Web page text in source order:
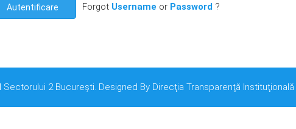
Autentificare Forgot Username or Password?
2 București. Designed By Direcţia Transparenţă